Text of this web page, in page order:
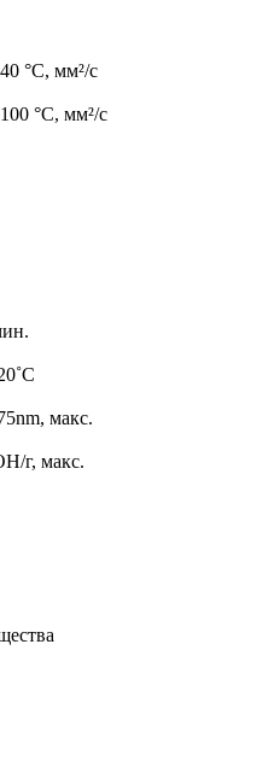
°C, мм²/с
°C, мм²/с
макс.
г, макс.